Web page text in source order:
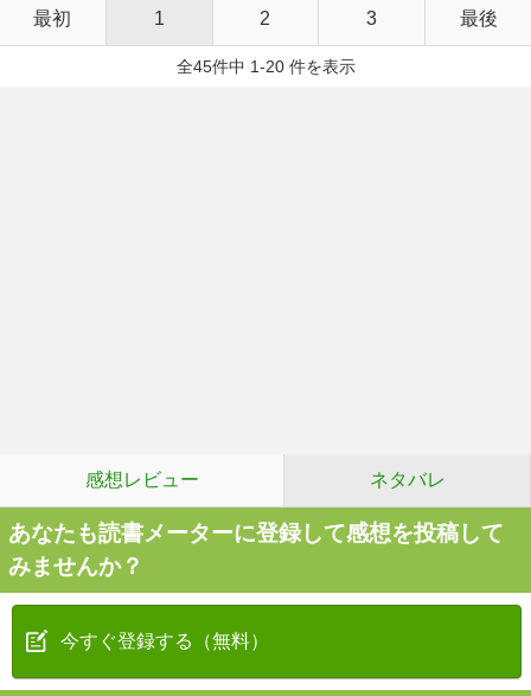
最初 1 2 3 最後
全45件中 1-20 件を表示
感想レビュー ネタバレ
あなたも読書メーターに登録して感想を投稿して
みませんか？
今すぐ登録する（無料）